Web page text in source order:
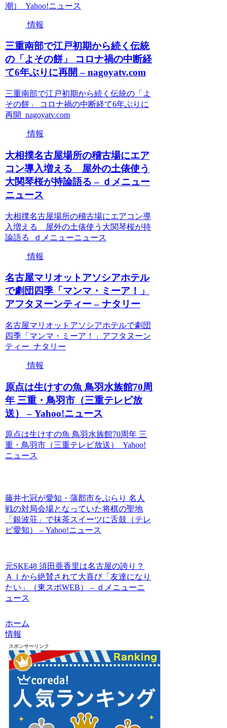
潮） Yahoo!ニュース
情報
三重南部で江戸初期から続く伝統
の「よその餅」 コロナ禍の中断経
て6年ぶりに再開 – nagoyatv.com
三重南部で江戸初期から続く伝統の「よ
その餅」 コロナ禍の中断経て6年ぶりに
再開 nagoyatv.com
情報
大相撲名古屋場所の稽古場にエア
コン導入増える 屋外の土俵使う
大関琴桜が持論語る – ｄメニュー
ニュース
大相撲名古屋場所の稽古場にエアコン導
入増える 屋外の土俵使う大関琴桜が持
論語る ｄメニューニュース
情報
名古屋マリオットアソシアホテル
で劇団四季「マンマ・ミーア！」
アフタヌーンティー – ナタリー
名古屋マリオットアソシアホテルで劇団
四季「マンマ・ミーア！」アフタヌーン
ティー ナタリー
情報
原点は生けすの魚 鳥羽水族館70周
年 三重・鳥羽市（三重テレビ放
送） – Yahoo!ニュース
原点は生けすの魚 鳥羽水族館70周年 三
重・鳥羽市（三重テレビ放送） Yahoo!
ニュース
藤井七冠が愛知・蒲郡市をぶらり 名人
戦の対局会場となっていた将棋の聖地
「銀波荘」で抹茶スイーツに舌鼓（テレ
ビ愛知） – Yahoo!ニュース
元SKE48 須田亜香里は名古屋の誇り？
ＡＩから絶賛されて大喜び「友達になり
たい」（東スポWEB） – ｄメニューニ
ュース
ホーム
情報
スポンサーリンク